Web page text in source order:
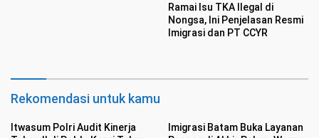
Ramai Isu TKA Ilegal di
Nongsa, Ini Penjelasan Resmi
Imigrasi dan PT CCYR
Rekomendasi untuk kamu
Itwasum Polri Audit Kinerja
Imigrasi Batam Buka Layanan